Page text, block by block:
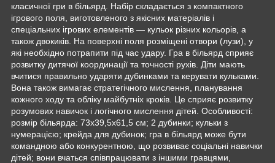
класичної гри в більярд. Набір складається з компактного
ігрового поля, виготовленого з якісних матеріалів і
спеціальних ігрових елементів — кульок різних кольорів, а
також двокиків. На поверхні поля розміщені отвори (лузи), у
які необхідно потрапити під час удару. Гра в більярд сприяє
розвитку дитячої координації та точності рухів. Діти мають
вчитися правильно ударяти дубинками та керувати кульками.
Вона також вимагає стратегічного мислення, планування
кожного ходу та обліку майбутніх кроків. Це сприяє розвитку
розумових навичок і логічного мислення дітей. Особливості:
розмір більярда: 73х39,5х61,5 см; 2 дубинки; кульки з
нумерацією; крейда для дубинок; гра в більярд може бути
командною або конкурентною, що розвиває соціальні навички
дітей; вони вчаться співпрацювати з іншими гравцями,